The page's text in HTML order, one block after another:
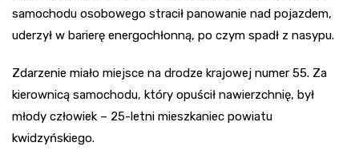
samochodu osobowego stracił panowanie nad pojazdem,
uderzył w barierę energochłonną, po czym spadł z nasypu.
Zdarzenie miało miejsce na drodze krajowej numer 55. Za
kierownicą samochodu, który opuścił nawierzchnię, był
młody człowiek – 25-letni mieszkaniec powiatu
kwidzyńskiego.